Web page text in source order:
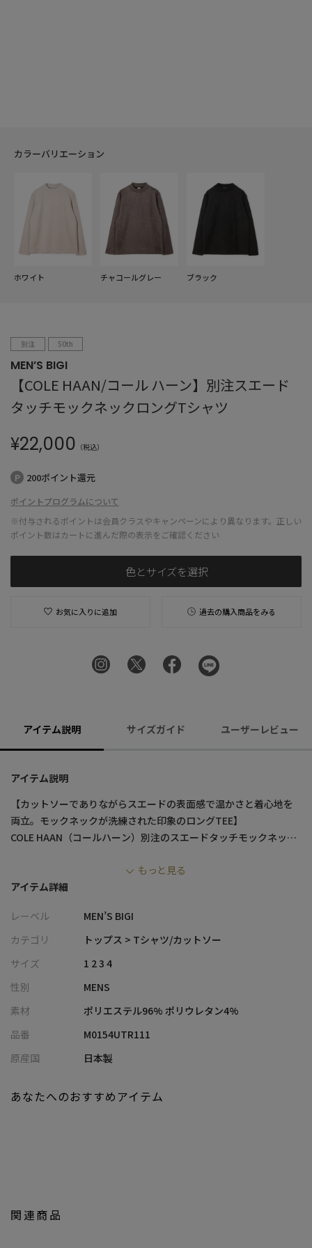
カラーバリエーション
ホワイト チャコールグレー ブラック
別注 50th
MEN’S BIGI
【COLE HAAN/コール ハーン】別注スエード
タッチモックネックロングTシャツ
¥22,000 （税込）
200ポイント還元
ポイントプログラムについて
※付与されるポイントは会員クラスやキャンペーンにより異なります。正しい
ポイント数はカートに進んだ際の表示をご確認ください
色とサイズを選択
お気に入りに追加 過去の購入商品をみる
アイテム説明 サイズガイド ユーザーレビュー
アイテム説明
【カットソーでありながらスエードの表面感で温かさと着心地を
両立。モックネックが洗練された印象のロングTEE】
COLE HAAN（コールハーン）別注のスエードタッチモックネック
やわらかな光沢と膨らみ、伸縮性に加えて、スエードライクな表
面の起毛感が特徴のダンボール素材を使用し、デザイン性と着心
1枚で着ても、ジャケットインにも映える汎用性の高い一着です。
表面はスエード調のジャージ素材で、見た目にも温かみを感じる
仕上がり。
リサイクルポリエステルを使用した生地は、なめらかな肌触りと
首元は程よい高さのモックネックデザインで、温かいのはもちろ
ん、ブルゾンやジャケットとのレイヤードが映える都会的な印象
【シルエット】
左胸には同系色のCOLE HAANロゴ刺繍を配置し、さりげないアク
もっと見る
アイテム詳細
レーベル
MEN’S BIGI
カテゴリ
トップス > Tシャツ/カットソー
サイズ
1 2 3 4
性別
MENS
素材
ポリエステル96% ポリウレタン4%
品番
M0154UTR111
原産国
日本製
関連商品
あなたへのおすすめアイテム